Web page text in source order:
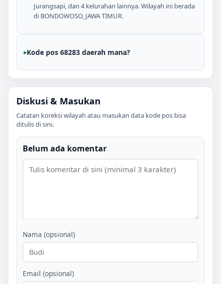
Jurangsapi, dan 4 kelurahan lainnya. Wilayah ini berada
di BONDOWOSO, JAWA TIMUR.
Kode pos 68283 daerah mana?
Diskusi & Masukan
Catatan koreksi wilayah atau masukan data kode pos bisa
ditulis di sini.
Belum ada komentar
Nama (opsional)
Email (opsional)